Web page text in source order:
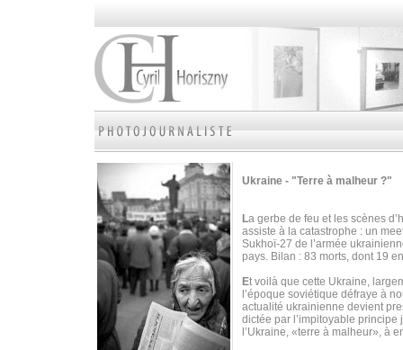
Ukraine - "Terre à malheur ?"
La gerbe de feu et les scènes
assiste à la catastrophe : un
Sukhoï-27 de l’armée
pays. Bilan : 83 morts, dont 19
Et voilà que cette Ukraine,
l’époque soviétique défraye à
actualité ukrainienne devient
dictée par l’impitoyable principe
l’Ukraine, «terre à malheur», à